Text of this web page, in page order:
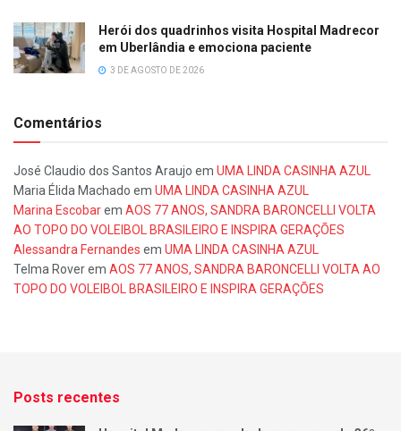
Herói dos quadrinhos visita Hospital Madrecor
em Uberlândia e emociona paciente
3 DE AGOSTO DE 2026
Comentários
José Claudio dos Santos Araujo em UMA LINDA CASINHA AZUL
Maria Élida Machado em UMA LINDA CASINHA AZUL
Marina Escobarem AOS 77 ANOS, SANDRA BARONCELLI VOLTA
AO TOPO DO VOLEIBOL BRASILEIRO E INSPIRA GERAÇÕES
Alessandra Fernandes em UMA LINDA CASINHA AZUL
Telma Roverem AOS 77 ANOS, SANDRA BARONCELLI VOLTA AO
TOPO DO VOLEIBOL BRASILEIRO E INSPIRA GERAÇÕES
Posts recentes